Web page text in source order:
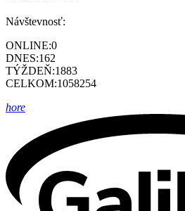
Návštevnosť:
ONLINE:0
DNES:162
TÝŽDEŇ:1883
CELKOM:1058254
hore